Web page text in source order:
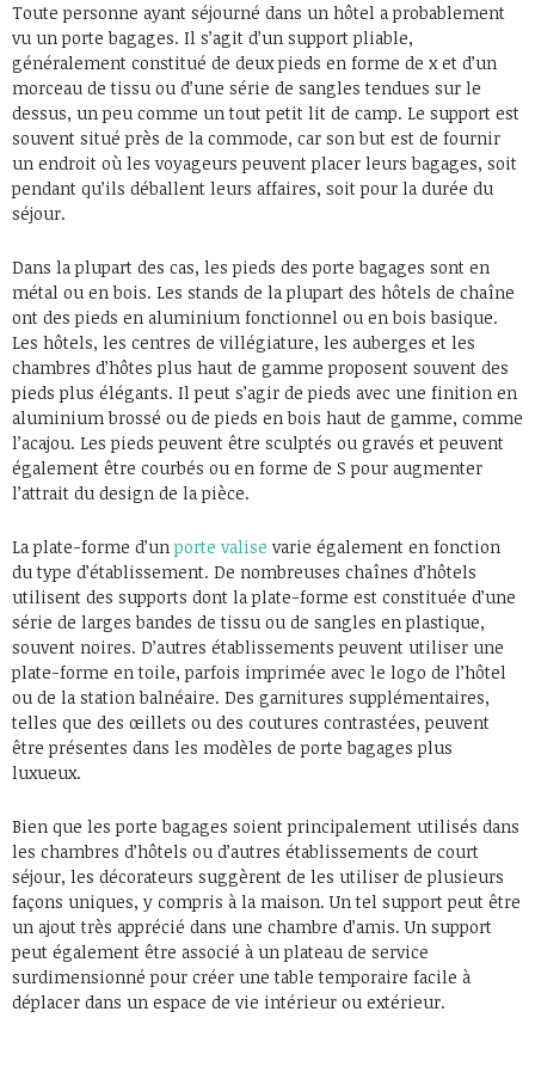
Toute personne ayant séjourné dans un hôtel a probablement
vu un porte bagages. Il s’agit d’un support pliable,
généralement constitué de deux pieds en forme de x et d’un
morceau de tissu ou d’une série de sangles tendues sur le
dessus, un peu comme un tout petit lit de camp. Le support est
souvent situé près de la commode, car son but est de fournir
un endroit où les voyageurs peuvent placer leurs bagages, soit
pendant qu’ils déballent leurs affaires, soit pour la durée du
séjour.
Dans la plupart des cas, les pieds des porte bagages sont en
métal ou en bois. Les stands de la plupart des hôtels de chaîne
ont des pieds en aluminium fonctionnel ou en bois basique.
Les hôtels, les centres de villégiature, les auberges et les
chambres d’hôtes plus haut de gamme proposent souvent des
pieds plus élégants. Il peut s’agir de pieds avec une finition en
aluminium brossé ou de pieds en bois haut de gamme, comme
l’acajou. Les pieds peuvent être sculptés ou gravés et peuvent
également être courbés ou en forme de S pour augmenter
l’attrait du design de la pièce.
La plate-forme d’unporte valise varie également en fonction
du type d’établissement. De nombreuses chaînes d’hôtels
utilisent des supports dont la plate-forme est constituée d’une
série de larges bandes de tissu ou de sangles en plastique,
souvent noires. D’autres établissements peuvent utiliser une
plate-forme en toile, parfois imprimée avec le logo de l’hôtel
ou de la station balnéaire. Des garnitures supplémentaires,
telles que des œillets ou des coutures contrastées, peuvent
être présentes dans les modèles de porte bagages plus
luxueux.
Bien que les porte bagages soient principalement utilisés dans
les chambres d’hôtels ou d’autres établissements de court
séjour, les décorateurs suggèrent de les utiliser de plusieurs
façons uniques, y compris à la maison. Un tel support peut être
un ajout très apprécié dans une chambre d’amis. Un support
peut également être associé à un plateau de service
surdimensionné pour créer une table temporaire facile à
déplacer dans un espace de vie intérieur ou extérieur.